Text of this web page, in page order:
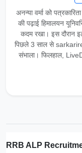
अनन्या वर्मा को
की पढ़ाई हिमालयन
कदम रखा। इस दौरान
पिछले 3 साल से
संभाला। फिलहाल,
RRB ALP